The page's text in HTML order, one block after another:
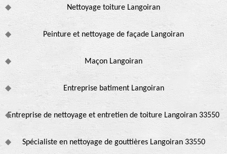
Nettoyage toiture Langoiran
Peinture et nettoyage de façade Langoiran
Maçon Langoiran
Entreprise batiment Langoiran
Entreprise de nettoyage et entretien de toiture Langoiran 33550
Spécialiste en nettoyage de gouttières Langoiran 33550